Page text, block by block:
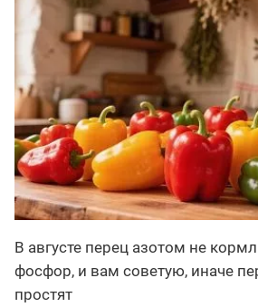
В августе перец азотом не
фосфор, и вам советую, иначе
простят